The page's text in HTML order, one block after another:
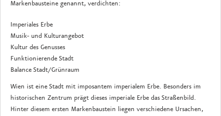
Markenbausteine genannt, verdichten:
Imperiales Erbe
Musik- und Kulturangebot
Kultur des Genusses
Funktionierende Stadt
Balance Stadt/Grünraum
Wien ist eine Stadt mit imposantem imperialem Erbe. Besonders im
historischen Zentrum prägt dieses imperiale Erbe das Straßenbild.
Hinter diesem ersten Markenbaustein liegen verschiedene Ursachen,